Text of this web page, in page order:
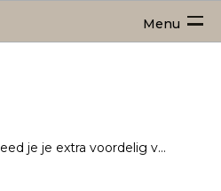
Menu
Met de outlet van OFM. kleed je je extra voordelig van top tot teen. Dus ook schoenen schaf je extra voordelig aan! Tussen het aanbod vind je sneakers, casual schoenen of juist geklede schoenen.